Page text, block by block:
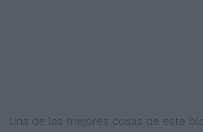
Una de las mejores cosas de este